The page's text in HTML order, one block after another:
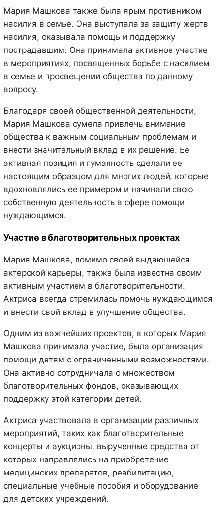
Мария Машкова также была ярым противником
насилия в семье. Она выступала за защиту жертв
насилия, оказывала помощь и поддержку
пострадавшим. Она принимала активное участие
в мероприятиях, посвященных борьбе с насилием
в семье и просвещении общества по данному
вопросу.
Благодаря своей общественной деятельности,
Мария Машкова сумела привлечь внимание
общества к важным социальным проблемам и
внести значительный вклад в их решение. Ее
активная позиция и гуманность сделали ее
настоящим образцом для многих людей, которые
вдохновлялись ее примером и начинали свою
собственную деятельность в сфере помощи
нуждающимся.
Участие в благотворительных проектах
Мария Машкова, помимо своей выдающейся
актерской карьеры, также была известна своим
активным участием в благотворительности.
Актриса всегда стремилась помочь нуждающимся
и внести свой вклад в улучшение общества.
Одним из важнейших проектов, в которых Мария
Машкова принимала участие, была организация
помощи детям с ограниченными возможностями.
Она активно сотрудничала с множеством
благотворительных фондов, оказывающих
поддержку этой категории детей.
Актриса участвовала в организации различных
мероприятий, таких как благотворительные
концерты и аукционы, вырученные средства от
которых направлялись на приобретение
медицинских препаратов, реабилитацию,
специальные учебные пособия и оборудование
для детских учреждений.